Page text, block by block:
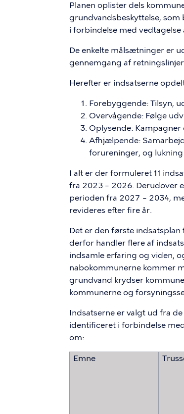
Planen oplister dels
grundvandsbeskyttelse,
i forbindelse med vedtagelse
De enkelte målsætninger er
gennemgang af
Herefter er indsatserne
Forebyggende: Tilsyn,
Overvågende: Følge
Oplysende: Kampagner
Afhjælpende:
forureninger, og
I alt er der formuleret 11
fra 2023 – 2026. Derudover
perioden fra 2027 – 2034,
revideres efter fire år.
Det er den første
derfor handler flere af
indsamle erfaring og viden,
nabokommunerne kommer
grundvand krydser
kommunerne og
Indsatserne er valgt ud fra
identificeret i forbindelse
om:
Emne